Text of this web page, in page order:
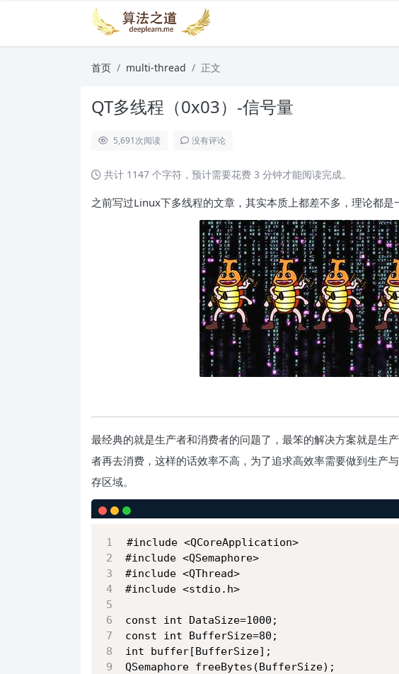
首页 multi-thread 正文
QT多线程（0x03）-信号量
5,691次阅读 没有评论
共计 1147 个字符，预计需要花费 3 分钟才能阅读完成。
之前写过Linux下多线程的文章，其实本质上都差不多，理论都是
最经典的就是生产者和消费者的问题了，最笨的解决方案就是生
者再去消费，这样的话效率不高，为了追求高效率需要做到生产
存区域。
#include <QCoreApplication>
#include <QSemaphore>
#include <QThread>
#include <stdio.h>
const int DataSize=1000;
const int BufferSize=80;
int buffer[BufferSize];
QSemaphore freeBytes(BufferSize);